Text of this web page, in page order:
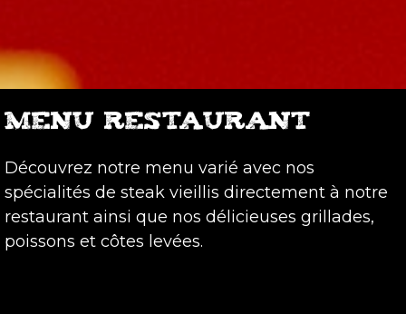
MENU RESTAURANT
Découvrez notre menu varié avec nos
spécialités de steak vieillis directement à notre
restaurant ainsi que nos délicieuses grillades,
poissons et côtes levées.